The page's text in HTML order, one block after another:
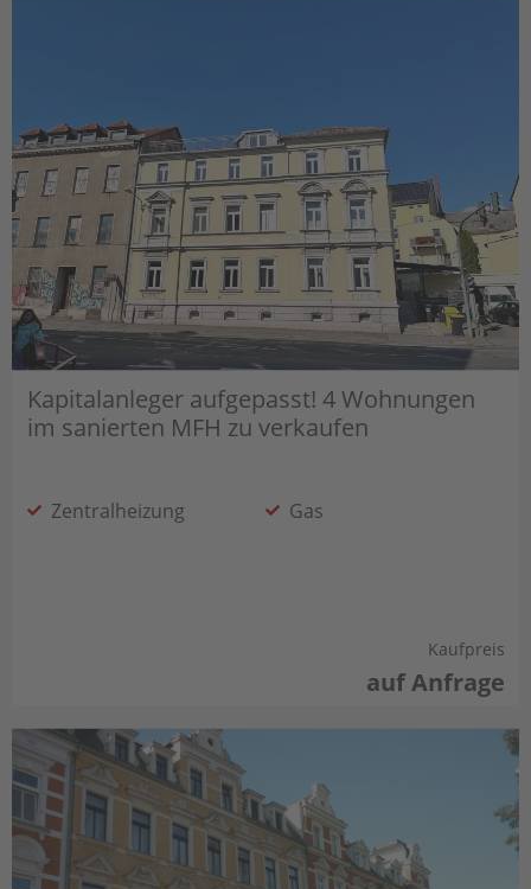
Kapitalanleger aufgepasst! 4 Wohnungen
im sanierten MFH zu verkaufen
Zentralheizung Gas
Kaufpreis
auf Anfrage